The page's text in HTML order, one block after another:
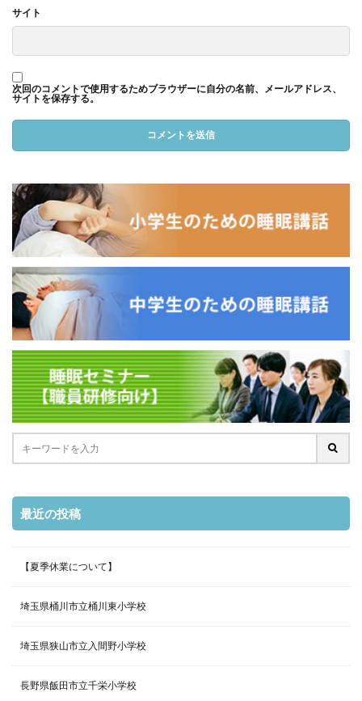
サイト
次回のコメントで使用するためブラウザーに自分の名前、メールアドレス、
サイトを保存する。
最近の投稿
【夏季休業について】
埼玉県桶川市立桶川東小学校
埼玉県狭山市立入間野小学校
長野県飯田市立千栄小学校